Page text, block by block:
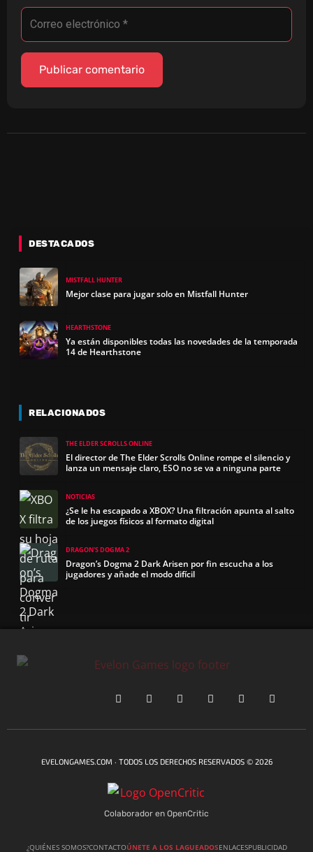
DESTACADOS
MISTFALL HUNTER
Mejor clase para jugar solo en Mistfall Hunter
HEARTHSTONE
Ya están disponibles todas las novedades de la temporada
14 de Hearthstone
RELACIONADOS
THE ELDER SCROLLS ONLINE
El director de The Elder Scrolls Online rompe el silencio y
lanza un mensaje claro, ESO no se va a ninguna parte
NOTICIAS
¿Se le ha escapado a XBOX? Una filtración apunta al salto
de los juegos físicos al formato digital
DRAGON'S DOGMA 2
Dragon’s Dogma 2 Dark Arisen por fin escucha a los
jugadores y añade el modo difícil
EVELONGAMES.COM · TODOS LOS DERECHOS RESERVADOS © 2026
Colaborador en OpenCritic
¿QUIÉNES SOMOS?CONTACTOÚNETE A LOS LAGUEADOSENLACESPUBLICIDAD